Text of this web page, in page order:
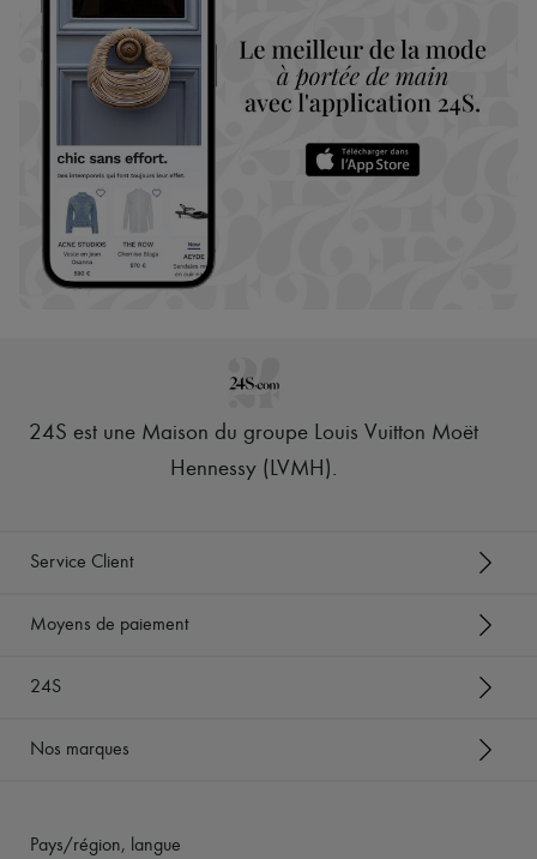
24S est une Maison du groupe Louis Vuitton Moët
Hennessy (LVMH).
Service Client
Moyens de paiement
24S
Nos marques
Pays/région, langue